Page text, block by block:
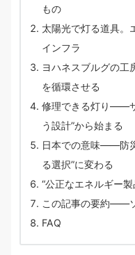
もの
太陽光で灯る道具。
インフラ
ヨハネスブルグの工
を循環させる
修理できる灯り——
う設計”から始まる
日本での意味——防
る選択”に変わる
“公正なエネルギー
この記事の要約——
FAQ